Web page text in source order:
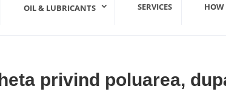
OIL & LUBRICANTS SERVICES HOW
privind poluarea,